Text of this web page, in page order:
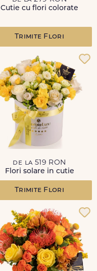
Cutie cu flori colorate
Trimite Flori
de la 519 RON
Flori solare in cutie
Trimite Flori